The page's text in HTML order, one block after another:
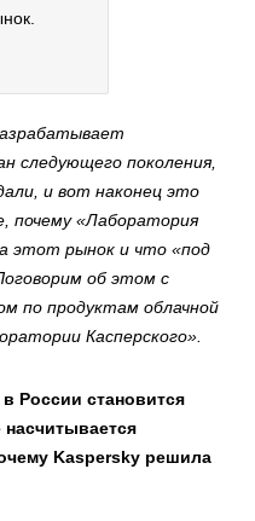
следующего поколения,
и вот наконец это
почему «Лаборатория
этот рынок и что «под
об этом с
по продуктам облачной
Касперского».
России становится
Kaspersky решила